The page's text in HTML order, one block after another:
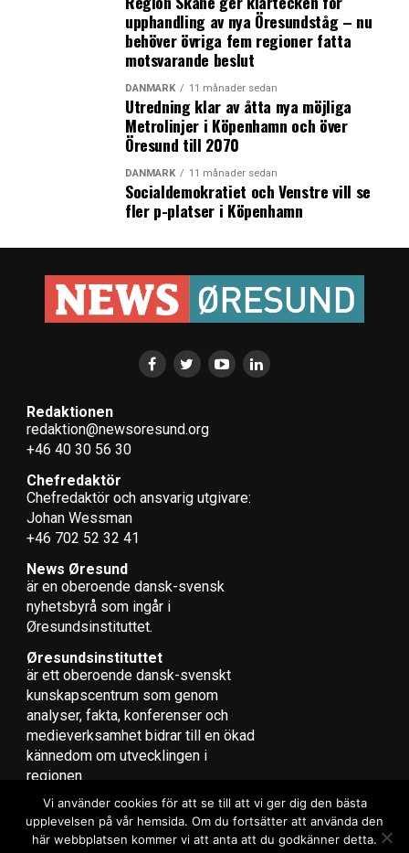
upphandling av nya Öresundståg – nu
behöver övriga fem regioner fatta
motsvarande beslut
DANMARK 11 månader sedan
Utredning klar av åtta nya möjliga
Metrolinjer i Köpenhamn och över
Öresund till 2070
DANMARK 11 månader sedan
Socialdemokratiet och Venstre vill se
fler p-platser i Köpenhamn
Redaktionen
redaktion@newsoresund.org
+46 40 30 56 30
Chefredaktör
Chefredaktör och ansvarig utgivare:
Johan Wessman
+46 702 52 32 41
News Øresund
är en oberoende dansk-svensk
nyhets­byrå som ingår i
Øresundsinstituttet.
Øresundsinstituttet
är ett oberoende dansk-svenskt
kunskapscentrum som genom
analyser, fakta, konferenser och
medieverksamhet bidrar till en ökad
kännedom om utvecklingen i
regionen.
Vi använder cookies för att se till att vi ger dig den bästa
upplevelsen på vår hemsida. Om du fortsätter att använda den
här webbplatsen kommer vi att anta att du godkänner detta.